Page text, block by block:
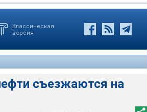
Классическая
версия
съезжаются на